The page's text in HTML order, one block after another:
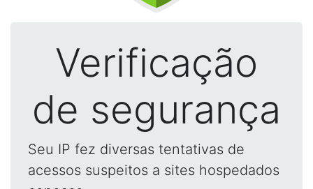
Verificação
de segurança
Seu IP fez diversas tentativas de
acessos suspeitos a sites hospedados